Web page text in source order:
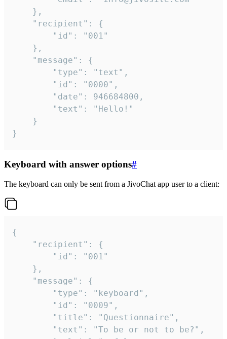
}
Keyboard with answer options#
The keyboard can only be sent from a JivoChat app user to a client:
{